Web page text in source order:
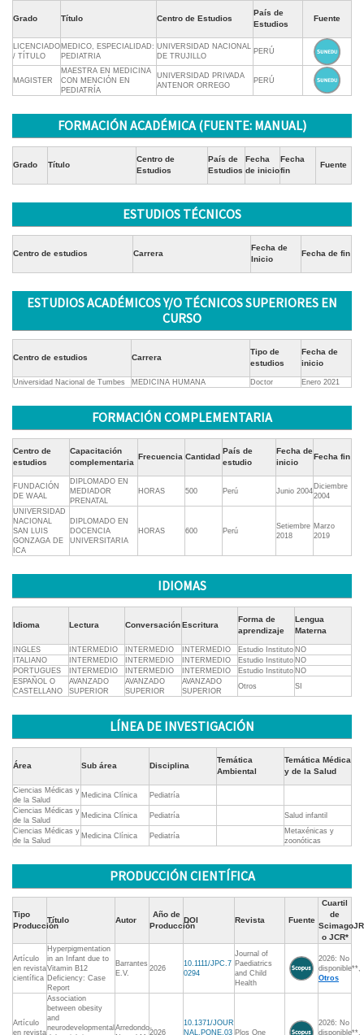
Grado Título Centro de Estudios
País de
Estudios
Fuente
LICENCIADO
/ TÍTULO
MEDICO, ESPECIALIDAD:
PEDIATRIA
UNIVERSIDAD NACIONAL
DE TRUJILLO
PERÚ
MAGISTER
MAESTRA EN MEDICINA
CON MENCIÓN EN
PEDIATRÍA
UNIVERSIDAD PRIVADA
ANTENOR ORREGO
PERÚ
FORMACIÓN ACADÉMICA (FUENTE: MANUAL)
Grado Título
Centro de
Estudios
País de
Estudios
Fecha
de inicio
Fecha
fin
Fuente
ESTUDIOS TÉCNICOS
Centro de estudios Carrera
Fecha de
Inicio
Fecha de fin
ESTUDIOS ACADÉMICOS Y/O TÉCNICOS SUPERIORES EN
CURSO
Centro de estudios Carrera
Tipo de
estudios
Fecha de
inicio
Universidad Nacional de Tumbes MEDICINA HUMANA Doctor Enero 2021
FORMACIÓN COMPLEMENTARIA
Centro de
estudios
Capacitación
complementaria
Frecuencia Cantidad
País de
estudio
Fecha de
inicio
Fecha fin
FUNDACIÓN
DE WAAL
DIPLOMADO EN
MEDIADOR
PRENATAL
HORAS 500 Perú Junio 2004
Diciembre
2004
UNIVERSIDAD
NACIONAL
SAN LUIS
GONZAGA DE
ICA
DIPLOMADO EN
DOCENCIA
UNIVERSITARIA
HORAS 600 Perú
Setiembre
2018
Marzo
2019
IDIOMAS
Idioma Lectura ConversaciónEscritura
Forma de
aprendizaje
Lengua
Materna
INGLES INTERMEDIO INTERMEDIO INTERMEDIO Estudio Instituto NO
ITALIANO
INTERMEDIO INTERMEDIO INTERMEDIO Estudio Instituto NO
PORTUGUES
INTERMEDIO INTERMEDIO INTERMEDIO Estudio Instituto NO
ESPAÑOL O
CASTELLANO
AVANZADO
SUPERIOR
AVANZADO
SUPERIOR
AVANZADO
SUPERIOR
Otros SI
LÍNEA DE INVESTIGACIÓN
Área Sub área Disciplina
Temática
Ambiental
Temática Médica
y de la Salud
Ciencias Médicas y
de la Salud
Medicina Clínica
Pediatría
Ciencias Médicas y
de la Salud
Medicina Clínica Pediatría
Salud infantil
Ciencias Médicas y
de la Salud
Medicina Clínica Pediatría
Metaxénicas y
zoonóticas
PRODUCCIÓN CIENTÍFICA
Tipo
Producción
Título Autor
Año de
Producción
DOI Revista Fuente
Cuartil
de
ScimagoJR
o JCR*
Artículo
en revista
científica
Hyperpigmentation
in an Infant due to
Vitamin B12
Deficiency: Case
Report
Barrantes
E.V.
2026
10.1111/JPC.7
0294
Journal of
Paediatrics
and Child
Health
2026: No
disponible**,
Otros
Artículo
en revista
Association
between obesity
and
neurodevelopmental Arredondo-
2026
10.1371/JOUR
NAL.PONE.03 Plos One
2026: No
disponible**,